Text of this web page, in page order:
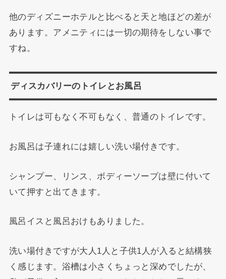
他のディズニーホテルと比べると天と地ほどの差が
あります。アメニティには一切の期待をしない事で
すね。
ディスカバリーのトイレとお風呂
トイレは可もなく不可もなく、普通のトイレです。
お風呂は子連れには嬉しい洗い場付きです。
シャンプー、リンス、ボディーソープは壁に付いて
いて押すと出てきます。
風呂イスと風呂おけもありました。
洗い場付きですが大人1人と子供1人が入ると結構狭
く感じます。浴槽は小さくちょっと深めでしたが、